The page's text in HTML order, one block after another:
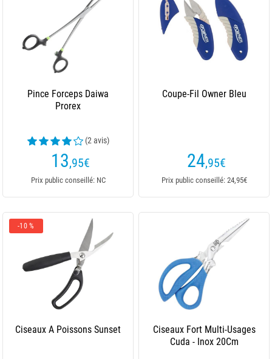
Pince Forceps Daiwa
Prorex
(2 avis)
13,95€
Prix public conseillé: NC
Coupe-Fil Owner Bleu
24,95€
Prix public conseillé: 24,95€
-10 %
Ciseaux A Poissons Sunset
Ciseaux Fort Multi-Usages
Cuda - Inox 20Cm